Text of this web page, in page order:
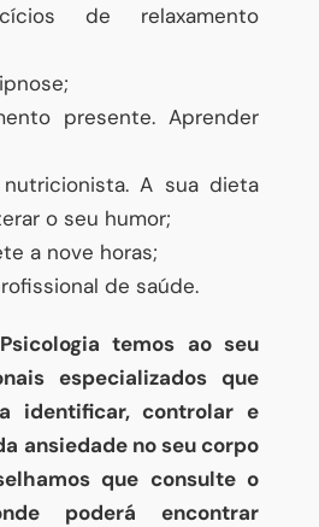
de relaxamento
presente. Aprender
A sua dieta
o seu humor;
a nove horas;
de saúde.
temos ao seu
especializados que
identificar, controlar e
ansiedade no seu corpo
que consulte o
poderá encontrar